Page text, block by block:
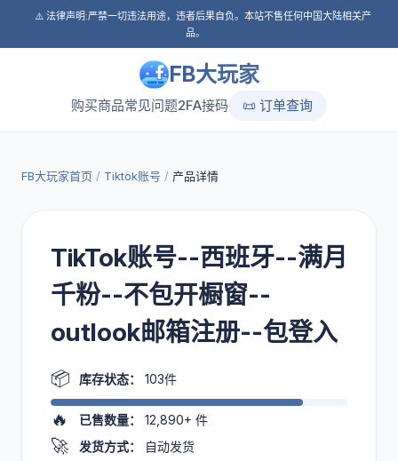
⚠️ 法律声明:严禁一切违法用途，违者后果自负。本站不售任何中国大陆相关产
品。
FB大玩家
购买商品常见问题2FA接码 📜 订单查询
FB大玩家首页 / Tiktok账号 / 产品详情
TikTok账号--西班牙--满月
千粉--不包开橱窗--
outlook邮箱注册--包登入
📦 库存状态： 103件
🔥 已售数量： 12,890+ 件
🚀 发货方式： 自动发货